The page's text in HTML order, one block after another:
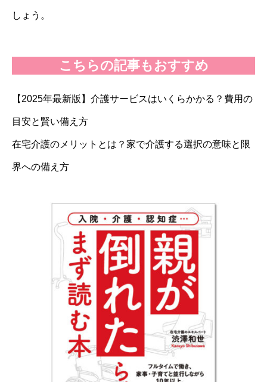
しょう。
こちらの記事もおすすめ
【2025年最新版】介護サービスはいくらかかる？費用の
目安と賢い備え方
在宅介護のメリットとは？家で介護する選択の意味と限
界への備え方